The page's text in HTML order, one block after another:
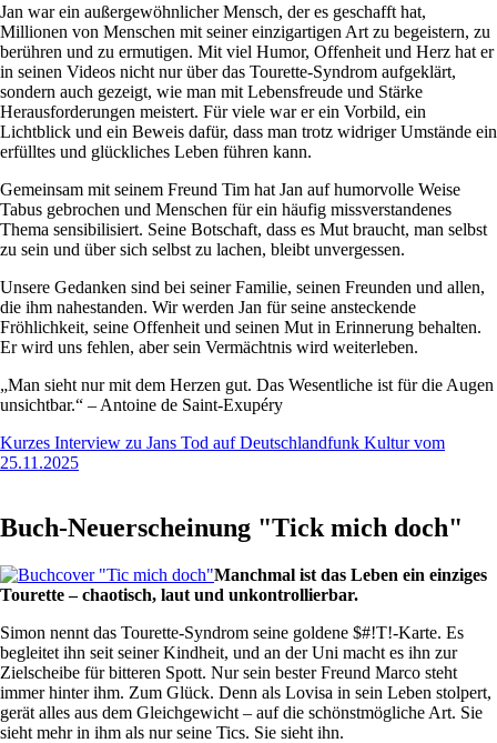
Jan war ein außergewöhnlicher Mensch, der es geschafft hat,
Millionen von Menschen mit seiner einzigartigen Art zu begeistern, zu
berühren und zu ermutigen. Mit viel Humor, Offenheit und Herz hat er
in seinen Videos nicht nur über das Tourette-Syndrom aufgeklärt,
sondern auch gezeigt, wie man mit Lebensfreude und Stärke
Herausforderungen meistert. Für viele war er ein Vorbild, ein
Lichtblick und ein Beweis dafür, dass man trotz widriger Umstände ein
erfülltes und glückliches Leben führen kann.
Gemeinsam mit seinem Freund Tim hat Jan auf humorvolle Weise
Tabus gebrochen und Menschen für ein häufig missverstandenes
Thema sensibilisiert. Seine Botschaft, dass es Mut braucht, man selbst
zu sein und über sich selbst zu lachen, bleibt unvergessen.
Unsere Gedanken sind bei seiner Familie, seinen Freunden und allen,
die ihm nahestanden. Wir werden Jan für seine ansteckende
Fröhlichkeit, seine Offenheit und seinen Mut in Erinnerung behalten.
Er wird uns fehlen, aber sein Vermächtnis wird weiterleben.
„Man sieht nur mit dem Herzen gut. Das Wesentliche ist für die Augen
unsichtbar.“ – Antoine de Saint-Exupéry
Kurzes Interview zu Jans Tod auf Deutschlandfunk Kultur vom
25.11.2025
Buch-Neuerscheinung "Tick mich doch"
Manchmal ist das Leben ein einziges
Tourette – chaotisch, laut und unkontrollierbar.
Simon nennt das Tourette-Syndrom seine goldene $#!T!-Karte. Es
begleitet ihn seit seiner Kindheit, und an der Uni macht es ihn zur
Zielscheibe für bitteren Spott. Nur sein bester Freund Marco steht
immer hinter ihm. Zum Glück. Denn als Lovisa in sein Leben stolpert,
gerät alles aus dem Gleichgewicht – auf die schönstmögliche Art. Sie
sieht mehr in ihm als nur seine Tics. Sie sieht ihn.